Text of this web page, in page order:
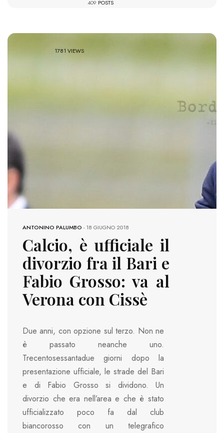
409 POSTS
1781 VIEWS
ANTONINO PALUMBO -18 GIUGNO 2018
Calcio, è ufficiale il
divorzio fra il Bari e
Fabio Grosso: va al
Verona con Cissè
Due anni, con opzione sul terzo. Non ne
è passato neanche uno.
Trecentosessantadue giorni dopo la
presentazione ufficiale, le strade del Bari
e di Fabio Grosso si dividono. Un
divorzio che era nell’area e che è stato
ufficializzato poco fa dal club
biancorosso con un telegrafico